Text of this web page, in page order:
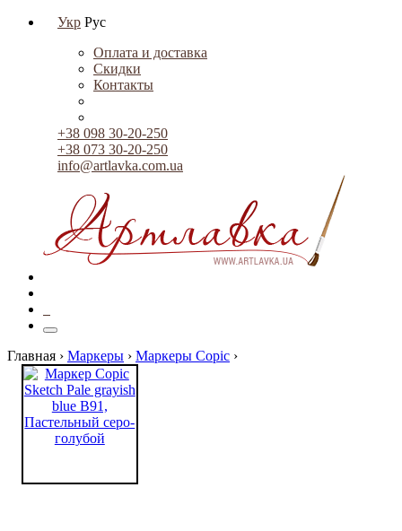
Укр Рус
Оплата и доставка
Скидки
Контакты
+38 098 30-20-250
+38 073 30-20-250
info@artlavka.com.ua
Главная › Маркеры › Маркеры Copic ›